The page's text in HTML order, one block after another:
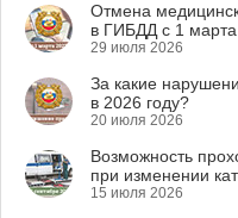
Отмена
в ГИБДД с 1 марта
29 июля 2026
За какие
в 2026 году?
20 июля 2026
Возможность
при изменении
15 июля 2026